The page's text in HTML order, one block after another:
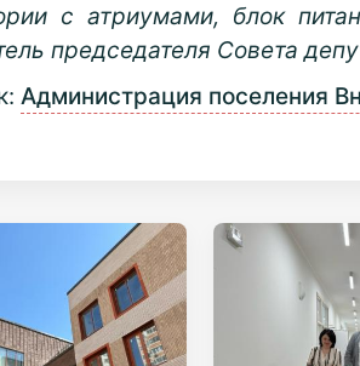
с атриумами, блок
председателя Совета
Администрация поселения